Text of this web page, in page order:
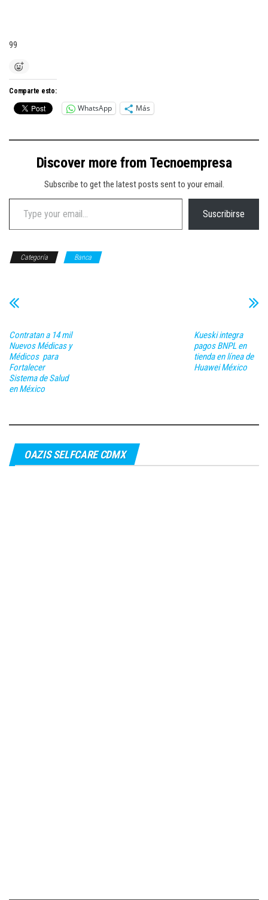
99
Comparte esto:
WhatsApp Más
Discover more from Tecnoempresa
Subscribe to get the latest posts sent to your email.
Type your email…
Suscribirse
Categoría Banca
Contratan a 14 mil
Nuevos Médicas y
Médicos para
Fortalecer
Sistema de Salud
en México
Kueski integra
pagos BNPL en
tienda en línea de
Huawei México
OAZIS SELFCARE CDMX